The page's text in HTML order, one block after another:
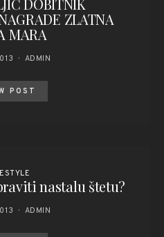
ZLATNA
MARA
ADMIN
POST
nastalu štetu?
ADMIN